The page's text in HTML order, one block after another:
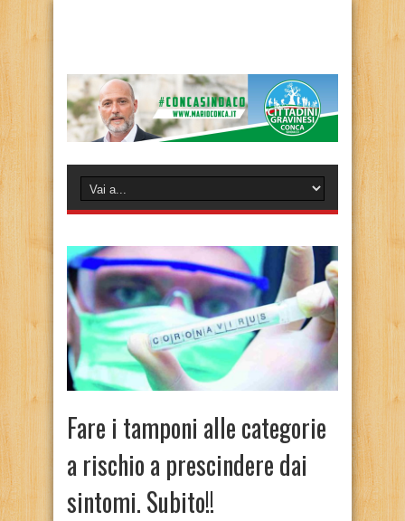
Fare i tamponi alle categorie
a rischio a prescindere dai
sintomi. Subito!!